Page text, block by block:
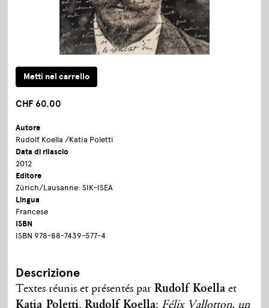
CHF 60.00
Autore
Rudolf Koella /Katia Poletti
Data di rilascio
2012
Editore
Zürich/Lausanne: SIK-ISEA
Lingua
Francese
ISBN
ISBN 978-88-7439-577-4
Descrizione
Textes réunis et présentés parRudolf Koella et
Katia Poletti,Rudolf Koella: Félix Vallotton, un